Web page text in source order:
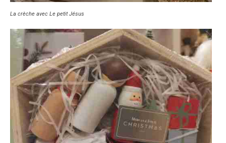
La crèche avec Le petit Jésus